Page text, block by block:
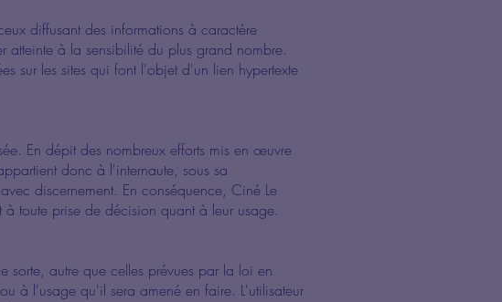
diffusant des informations à caractère
à la sensibilité du plus grand nombre.
sur les sites qui font l'objet d'un lien hypertexte
En dépit des nombreux efforts mis en œuvre
donc à l'internaute, sous sa
avec discernement. En conséquence, Ciné Le
à toute prise de décision quant à leur usage.
sorte, autre que celles prévues par la loi en
à l'usage qu'il sera amené en faire. L'utilisateur